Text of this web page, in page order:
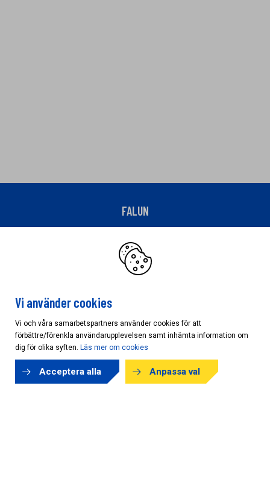
FALUN
AB KARL HEDIN BYGGHANDEL
Strandvägen 23
791 42 Falun
ÖPPETTIDER
IDAG:06:30 - 17:00
Lördag: 09:00 - 13:00
Söndag: Stängt
Vi använder cookies
Vi och våra samarbetspartners använder cookies för att
förbättre/förenkla användarupplevelsen samt inhämta information om
dig för olika syften. Läs mer om cookies
Acceptera alla Anpassa val